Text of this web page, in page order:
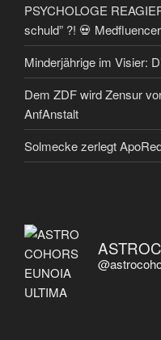
PSYCHOLOGE
schuld” ?! 💀
Minderjährige im Visier:
Dem ZDF wird Zensur
AnfAnstalt
Solmecke zerlegt